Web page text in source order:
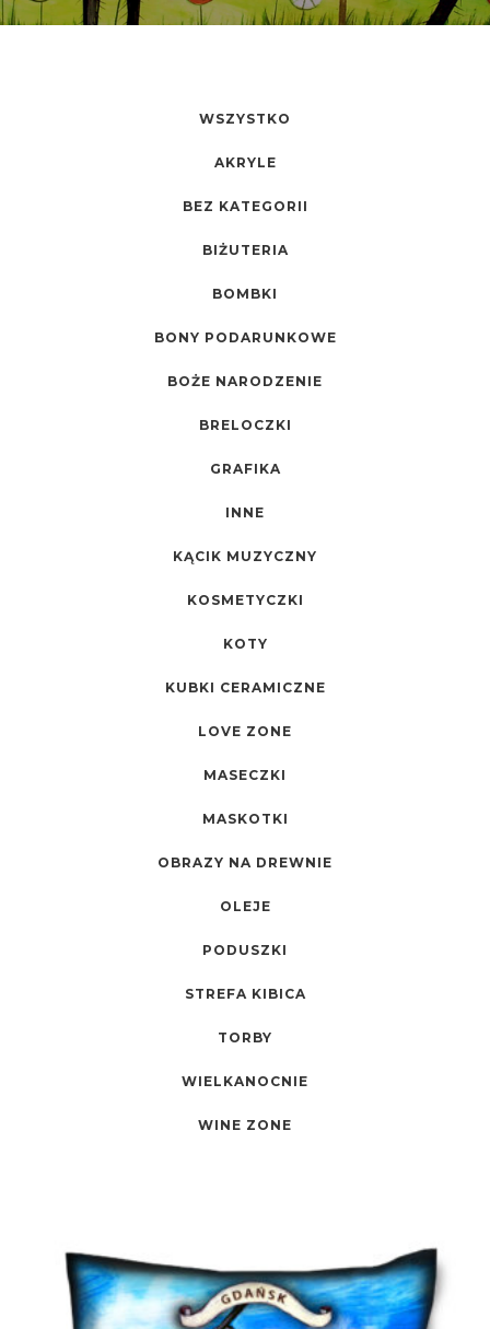
WSZYSTKO
AKRYLE
BEZ KATEGORII
BIŻUTERIA
BOMBKI
BONY PODARUNKOWE
BOŻE NARODZENIE
BRELOCZKI
GRAFIKA
INNE
KĄCIK MUZYCZNY
KOSMETYCZKI
KOTY
KUBKI CERAMICZNE
LOVE ZONE
MASECZKI
MASKOTKI
OBRAZY NA DREWNIE
OLEJE
PODUSZKI
STREFA KIBICA
TORBY
WIELKANOCNIE
WINE ZONE